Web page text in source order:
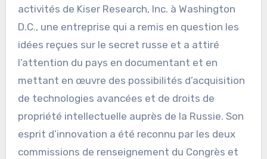
activités de Kiser Research, Inc. à Washington
D.C., une entreprise qui a remis en question les
idées reçues sur le secret russe et a attiré
l’attention du pays en documentant et en
mettant en œuvre des possibilités d’acquisition
de technologies avancées et de droits de
propriété intellectuelle auprès de la Russie. Son
esprit d’innovation a été reconnu par les deux
commissions de renseignement du Congrès et